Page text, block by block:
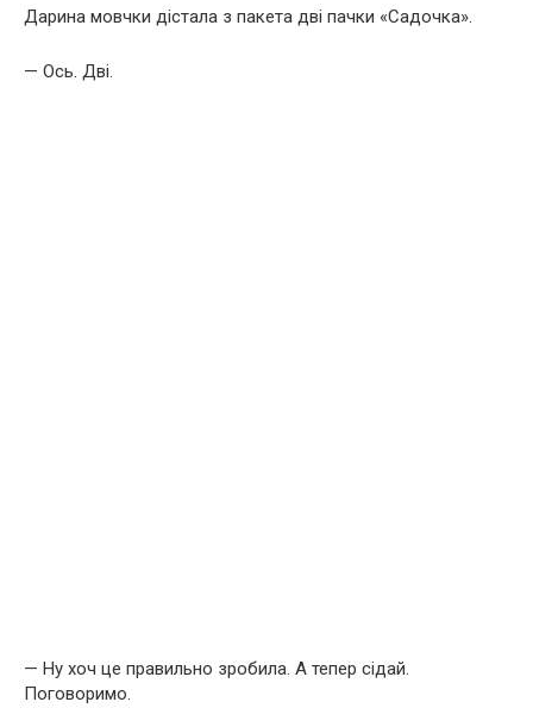
Дарина мовчки дістала з пакета дві пачки «Садочка».
— Ось. Дві.
— Ну хоч це правильно зробила. А тепер сідай.
Поговоримо.